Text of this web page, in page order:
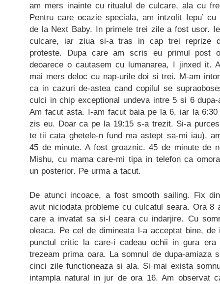
am mers inainte cu ritualul de culcare, ala cu
Pentru care ocazie speciala, am intzolit Iepu’
de la Next Baby. In primele trei zile a fost usor.
culcare, iar ziua si-a tras in cap trei reprize
proteste. Dupa care am scris eu primul post
deoarece o cautasem cu lumanarea, I jinxed it.
mai mers deloc cu nap-urile doi si trei. M-am
ca in cazuri de-astea cand copilul se
culci in chip exceptional undeva intre 5 si 6
Am facut asta. I-am facut baia pe la 6, iar la
zis eu. Doar ca pe la 19:15 s-a trezit. Si-a
te tii cata ghetele-n fund ma astept sa-mi iau),
45 de minute. A fost groaznic. 45 de minute de
Mishu, cu mama care-mi tipa in telefon ca
un posterior. Pe urma a tacut.
De atunci incoace, a fost smooth sailing. Fix
avut niciodata probleme cu culcatul seara. Ora
care a invatat sa si-l ceara cu indarjire. Cu
oleaca. Pe cel de dimineata l-a acceptat bine,
punctul critic la care-i cadeau ochii in gura
trezeam prima oara. La somnul de dupa-amiaza
cinci zile functioneaza si ala. Si mai exista
intampla natural in jur de ora 16. Am observat